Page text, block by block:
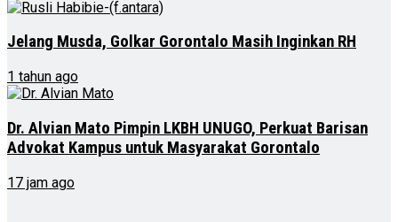
Jelang Musda, Golkar Gorontalo Masih Inginkan RH
1 tahun ago
Dr. Alvian Mato Pimpin LKBH UNUGO, Perkuat Barisan
Advokat Kampus untuk Masyarakat Gorontalo
17 jam ago